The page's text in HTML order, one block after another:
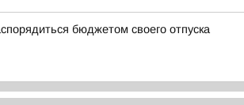
бюджетом своего отпуска